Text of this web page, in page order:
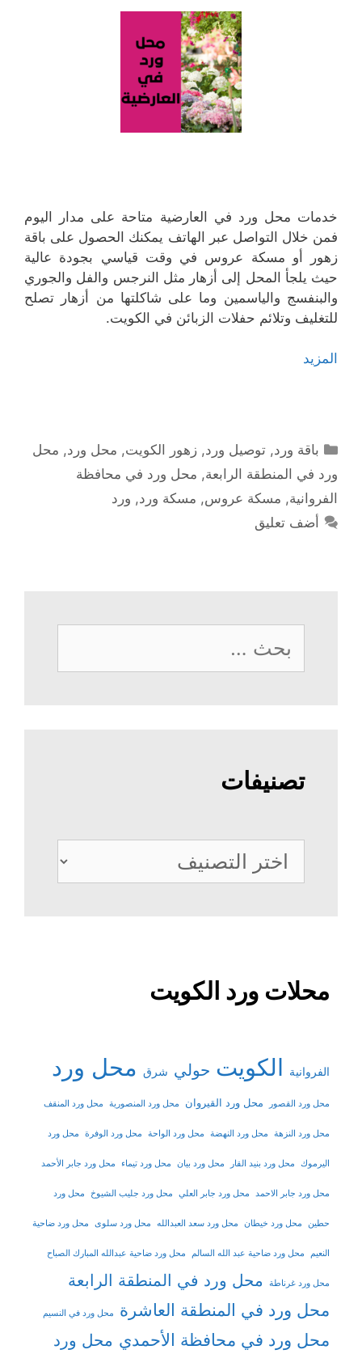
خدمات محل ورد في العارضية متاحة على مدار اليوم
فمن خلال التواصل عبر الهاتف يمكنك الحصول على باقة
زهور أو مسكة عروس في وقت قياسي بجودة عالية
حيث يلجأ المحل إلى أزهار مثل النرجس والفل والجوري
والبنفسج والياسمين وما على شاكلتها من أزهار تصلح
للتغليف وتلائم حفلات الزبائن في الكويت.
المزيد
التصنيفات
باقة ورد,توصيل ورد,زهور الكويت, محل ورد, محل
ورد في المنطقة الرابعة, محل ورد في محافظة
الفروانية, مسكة عروس, مسكة ورد, ورد
أضف تعليق
البحث
عن:
تصنيفات
تصنيفات
محلات ورد الكويت
الفروانية الكويت حولي شرق محل ورد
محل ورد القصور محل ورد القيروان محل ورد المنصورية محل ورد المنقف
محل ورد النزهة محل ورد النهضة محل ورد الواحة محل ورد الوفرة محل ورد
اليرموك محل ورد بنيد القار محل ورد بيان محل ورد تيماء محل ورد جابر الأحمد
محل ورد جابر الاحمد محل ورد جابر العلي محل ورد جليب الشيوخ محل ورد
حطين محل ورد خيطان محل ورد سعد العبدالله محل ورد سلوى محل ورد ضاحية
النعيم محل ورد ضاحية عبد الله السالم محل ورد ضاحية عبدالله المبارك الصباح
محل ورد غرناطة
محل ورد في المنطقة الرابعة
محل ورد في المنطقة العاشرة
محل ورد في النسيم
محل ورد في محافظة الأحمدي محل ورد